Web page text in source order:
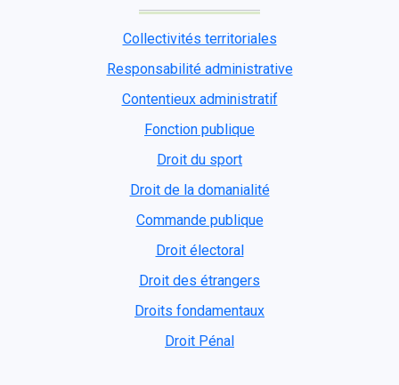
Collectivités territoriales
Responsabilité administrative
Contentieux administratif
Fonction publique
Droit du sport
Droit de la domanialité
Commande publique
Droit électoral
Droit des étrangers
Droits fondamentaux
Droit Pénal